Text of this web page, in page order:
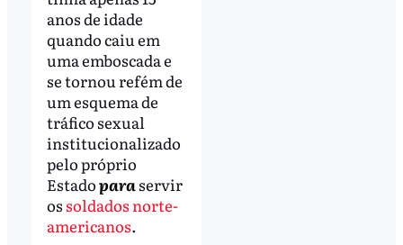
anos de idade
quando caiu em
uma emboscada e
se tornou refém de
um esquema de
tráfico sexual
institucionalizado
pelo próprio
Estadoparaservir
os soldados norte-
americanos.